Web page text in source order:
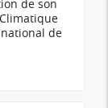
de son
national de